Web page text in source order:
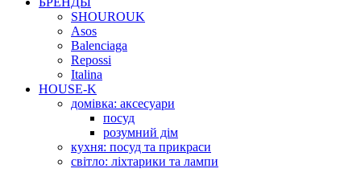
SHOUROUK
Asos
Balenciaga
Repossi
Italina
HOUSE-K
домівка: аксесуари
посуд
розумний дім
кухня: посуд та прикраси
світло: ліхтарики та лампи